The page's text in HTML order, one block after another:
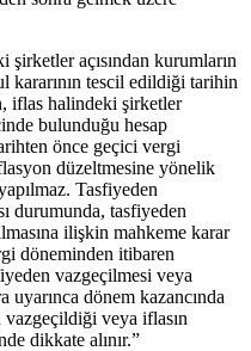
açısından kurumların
kararının tescil edildiği tarihin
iflas halindeki şirketler
bulunduğu hesap
önce geçici vergi
düzeltmesine yönelik
Tasfiyeden
durumunda, tasfiyeden
ilişkin mahkeme karar
döneminden itibaren
vazgeçilmesi veya
uyarınca dönem kazancında
veya iflasın
dikkate alınır.”